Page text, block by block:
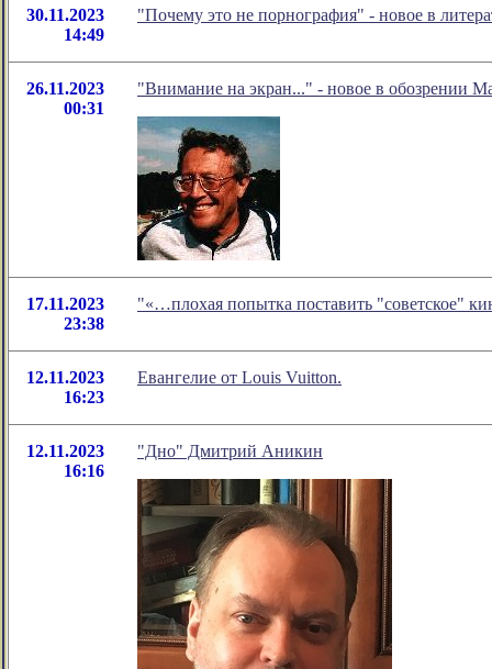
30.11.2023
14:49
"Почему это не порнография" - новое в
26.11.2023
00:31
"Внимание на экран..." - новое в обозрении
17.11.2023
23:38
"«…плохая попытка поставить "советское"
12.11.2023
16:23
Евангелие от Louis Vuitton.
12.11.2023
16:16
"Дно" Дмитрий Аникин